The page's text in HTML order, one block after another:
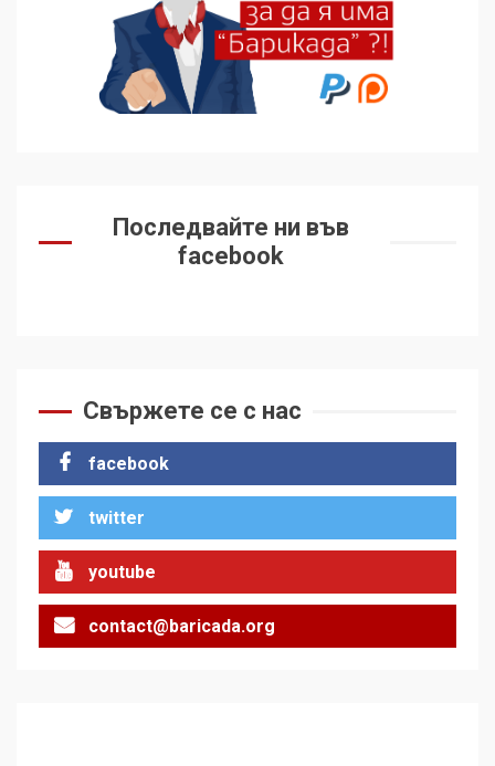
Последвайте ни във
facebook
Свържете се с нас
facebook
twitter
youtube
contact@baricada.org